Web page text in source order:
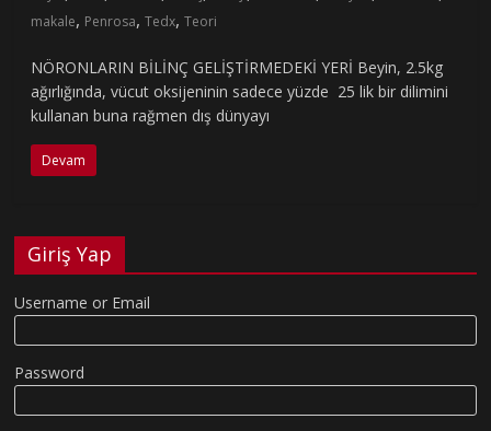
makale, Penrosa,Tedx,Teori
NÖRONLARIN BİLİNÇ GELİŞTİRMEDEKİ YERİ Beyin, 2.5kg
ağırlığında, vücut oksijeninin sadece yüzde 25 lik bir dilimini
kullanan buna rağmen dış dünyayı
Devam
Giriş Yap
Username or Email
Password